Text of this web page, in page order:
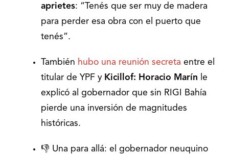
aprietes: “Tenés que ser muy de madera
para perder esa obra con el puerto que
tenés”.
También hubo una reunión secreta entre el
titular de YPF yKicillof: Horacio Marín le
explicó al gobernador que sin RIGI Bahía
pierde una inversión de magnitudes
históricas.
👎 Una para allá: el gobernador neuquino